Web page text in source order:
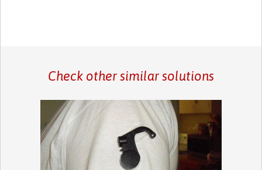
Check other similar solutions